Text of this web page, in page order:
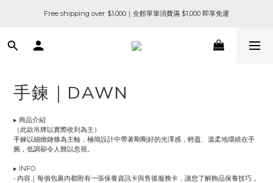
Free shipping over $1,000｜全館單筆消費滿 $1,000 即享免運
手鍊｜DAWN
▸ 商品介紹
（此款吊牌以實際收到為主）
手鍊以細緻鏈條為主軸，極簡設計中帶著剛剛好的光澤感，輕盈、溫柔地環繞在手
腕，低調卻令人難以忽視。
▸ INFO
• 內容｜每個包裹內都附有一張保養資訊卡與售後服務卡，讓您了解飾品保養技巧，